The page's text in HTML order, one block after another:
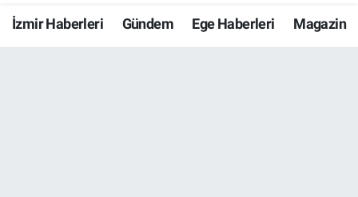
İzmir Haberleri Gündem Ege Haberleri Magazin
Resmi İlanlar